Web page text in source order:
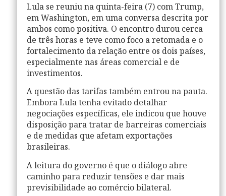
Lula se reuniu na quinta-feira (7) com Trump,
em Washington, em uma conversa descrita por
ambos como positiva. O encontro durou cerca
de três horas e teve como foco a retomada e o
fortalecimento da relação entre os dois países,
especialmente nas áreas comercial e de
investimentos.
A questão das tarifas também entrou na pauta.
Embora Lula tenha evitado detalhar
negociações específicas, ele indicou que houve
disposição para tratar de barreiras comerciais
e de medidas que afetam exportações
brasileiras.
A leitura do governo é que o diálogo abre
caminho para reduzir tensões e dar mais
previsibilidade ao comércio bilateral.